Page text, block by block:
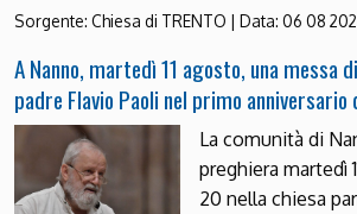
Sorgente: Chiesa di TRENTO | Data: 06 08
A Nanno, martedì 11 agosto, una messa
padre Flavio Paoli nel primo
La comunità di
preghiera martedì
20 nella chiesa